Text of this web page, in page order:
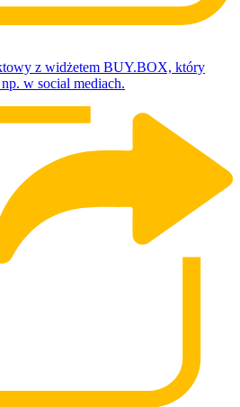
z widżetem BUY.BOX, który
w social mediach.